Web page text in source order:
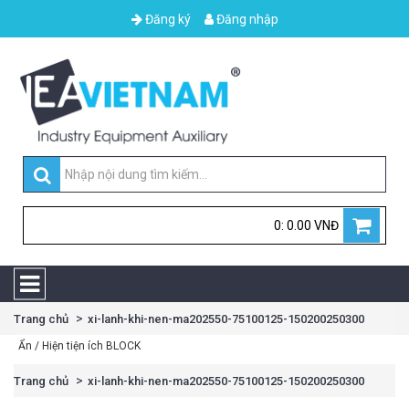
Đăng ký Đăng nhập
0: 0.00 VNĐ
Trang chủ xi-lanh-khi-nen-ma202550-75100125-150200250300
Ẩn / Hiện tiện ích BLOCK
Trang chủ xi-lanh-khi-nen-ma202550-75100125-150200250300